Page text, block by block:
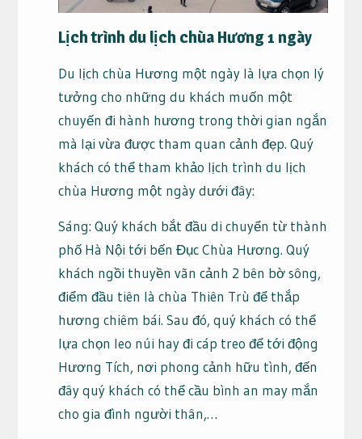
Lịch trình du lịch chùa Hương 1 ngày
Du lịch chùa Hương một ngày là lựa chọn lý
tưởng cho những du khách muốn một
chuyến đi hành hương trong thời gian ngắn
mà lại vừa được tham quan cảnh đẹp. Quý
khách có thể tham khảo lịch trình du lịch
chùa Hương một ngày dưới đây:
Sáng: Quý khách bắt đầu di chuyển từ thành
phố Hà Nội tới bến Đục Chùa Hương. Quý
khách ngồi thuyền vãn cảnh 2 bên bờ sông,
điểm đầu tiên là chùa Thiên Trù để thắp
hương chiêm bái. Sau đó, quý khách có thể
lựa chọn leo núi hay đi cáp treo để tới động
Hương Tích, nơi phong cảnh hữu tình, đến
đây quý khách có thể cầu bình an may mắn
cho gia đình người thân,…